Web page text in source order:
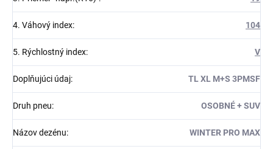
4. Váhový index: 104
5. Rýchlostný index: V
Doplňujúci údaj: TL XL M+S 3PMSF
Druh pneu: OSOBNÉ + SUV
Názov dezénu: WINTER PRO MAX